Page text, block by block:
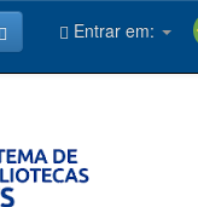
Entrar em: